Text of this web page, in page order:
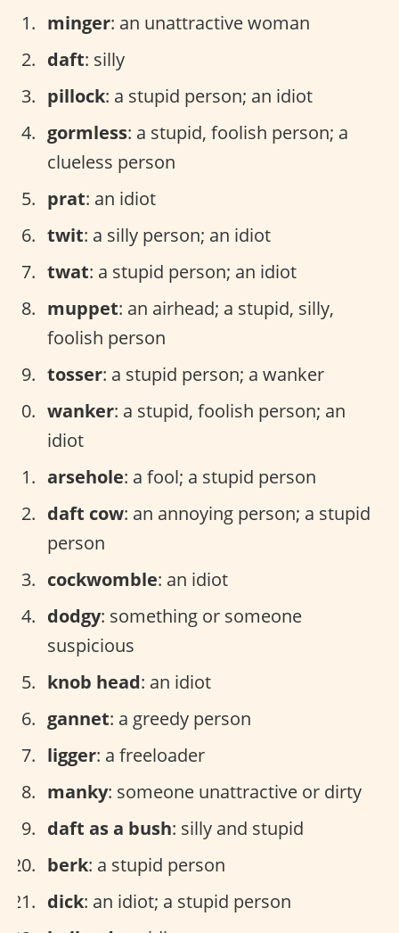
minger: an unattractive woman
daft: silly
pillock: a stupid person; an idiot
gormless: a stupid, foolish person; a
clueless person
prat: an idiot
twit: a silly person; an idiot
twat: a stupid person; an idiot
muppet: an airhead; a stupid, silly,
foolish person
tosser: a stupid person; a wanker
wanker: a stupid, foolish person; an
idiot
arsehole: a fool; a stupid person
daft cow: an annoying person; a stupid
person
cockwomble: an idiot
dodgy: something or someone
suspicious
knob head: an idiot
gannet: a greedy person
ligger: a freeloader
manky: someone unattractive or dirty
daft as a bush: silly and stupid
berk: a stupid person
dick: an idiot; a stupid person